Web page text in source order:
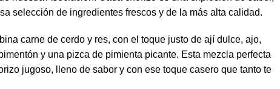
selección de ingredientes frescos y de la más alta calidad.
carne de cerdo y res, con el toque justo de ají dulce, ajo,
y una pizca de pimienta picante. Esta mezcla perfecta
jugoso, lleno de sabor y con ese toque casero que tanto te